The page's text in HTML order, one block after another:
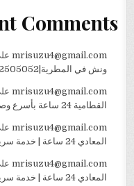
Comments
mrisuzu4@gmail.com
ونش في المطرية|01282505052
mrisuzu4@gmail.com
القطامية 24 ساعة بأسرع وصول
mrisuzu4@gmail.com
المعادي 24 ساعة | خدمة سريعة وآمنة
mrisuzu4@gmail.com
المعادي 24 ساعة | خدمة سريعة وآمنة